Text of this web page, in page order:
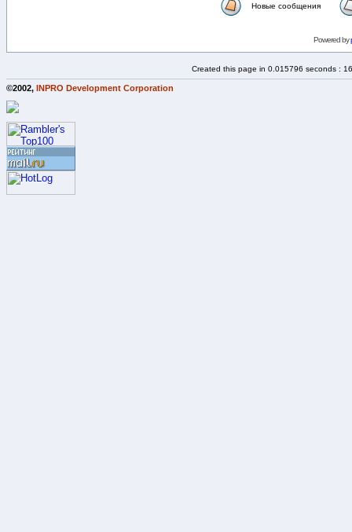
Новые сообщения
Powered by
Created this page in 0.015796 seconds :
©2002, INPRO Development Corporation